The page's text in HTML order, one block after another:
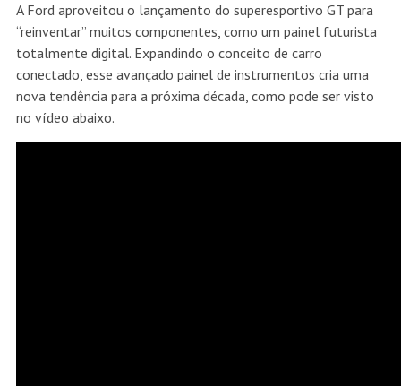
A Ford aproveitou o lançamento do superesportivo GT para
“reinventar” muitos componentes, como um painel futurista
totalmente digital. Expandindo o conceito de carro
conectado, esse avançado painel de instrumentos cria uma
nova tendência para a próxima década, como pode ser visto
no vídeo abaixo.